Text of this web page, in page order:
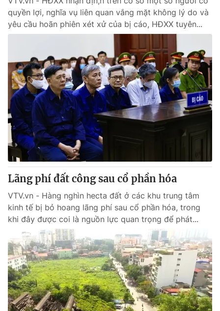
quyền lợi, nghĩa vụ liên quan vắng mặt không lý do và
yêu cầu hoãn phiên xét xử của bị cáo, HĐXX tuyên...
Lãng phí đất công sau cổ phần hóa
VTV.vn - Hàng nghìn hecta đất ở các khu trung tâm
kinh tế bị bỏ hoang lãng phí sau cổ phần hóa, trong
khi đây được coi là nguồn lực quan trọng để phát...